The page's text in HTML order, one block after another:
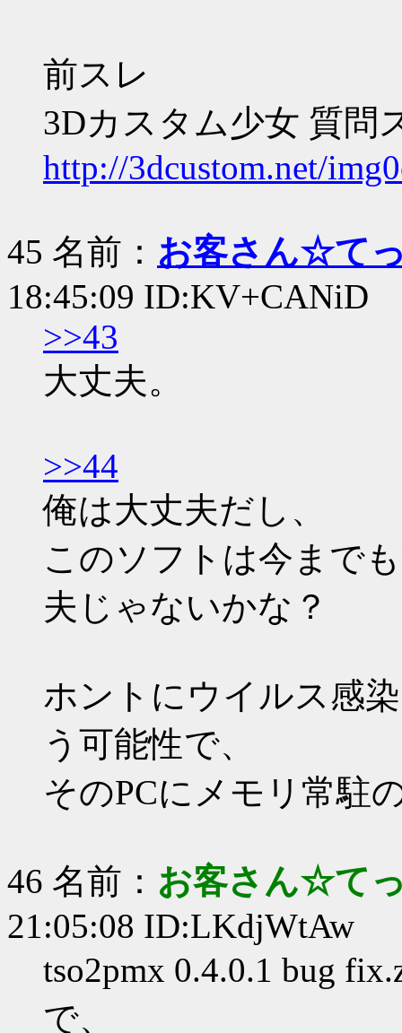
前スレ
3Dカスタム少女 質問
http://3dcustom.net/
45 名前： お客さん☆て
18:45:09 ID:KV+CANiD
>>43
大丈夫。
>>44
俺は大丈夫だし、
このソフトは今まで
夫じゃないかな？
ホントにウイルス感
う可能性で、
そのPCにメモリ常駐
46 名前： お客さん☆て
21:05:08 ID:LKdjWtAw
tso2pmx 0.4.0.1 bug
で、